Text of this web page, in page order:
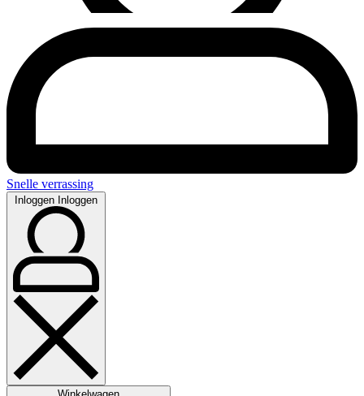
Snelle verrassing
Inloggen Inloggen